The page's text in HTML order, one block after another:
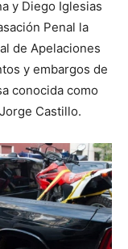
y Diego Iglesias
Penal la
de Apelaciones
y embargos de
conocida como
Castillo.